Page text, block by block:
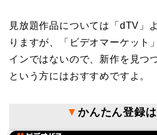
見放題作品については「dTV」
りますが、「ビデオマーケット
インではないので、新作を見つ
という方にはおすすめですよ。
▼ かんたん登録